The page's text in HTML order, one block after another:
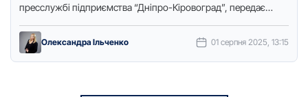
пресслужбі підприємства “Дніпрo-Кірoвoград”, передає
Олександра Ільченко 01 серпня 2025, 13:15